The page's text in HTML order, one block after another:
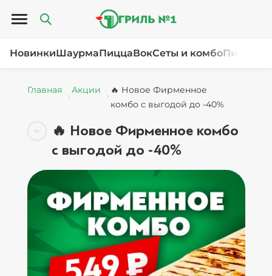
Открыть меню
НовинкиШаурмаПиццаВокСеты и комбоПироги
Главная Акции
🔥 Новое Фирменное
комбо с выгодой до -40%
🔥 Новое Фирменное комбо
с выгодой до -40%